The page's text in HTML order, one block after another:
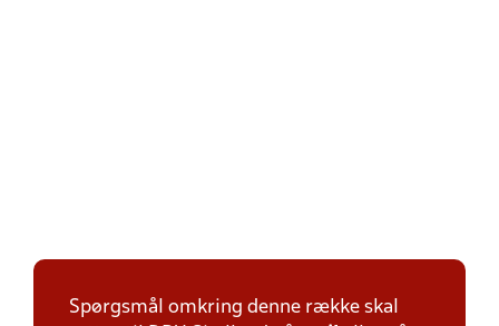
Spørgsmål omkring denne række skal